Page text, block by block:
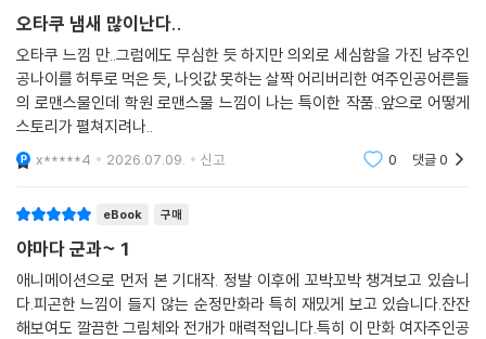
오타쿠 냄새 많이난다..
오타쿠 느낌 만..그럼에도 무심한 듯 하지만 의외로 세심함을 가진 남주인
공나이를 허투로 먹은 듯, 나잇값 못하는 살짝 어리버리한 여주인공어른들
의 로맨스물인데 학원 로맨스물 느낌이 나는 특이한 작품..앞으로 어떻게
스토리가 펼쳐지려나..
x*****4 2026.07.09. 신고 0 댓글0
eBook 구매
야마다 군과~ 1
애니메이션으로 먼저 본 기대작. 정발 이후에 꼬박꼬박 챙겨보고 있습니
다.피곤한 느낌이 들지 않는 순정만화라 특히 재밌게 보고 있습니다.잔잔
해보여도 깔끔한 그림체와 전개가 매력적입니다.특히 이 만화 여자주인공